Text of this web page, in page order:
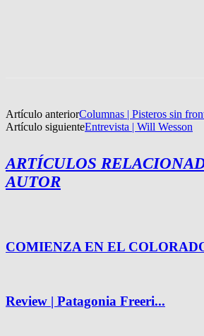
Artículo anteriorColumnas | Pisteros sin
Artículo siguienteEntrevista | Will Wesson
ARTÍCULOS
AUTOR
COMIENZA EN EL
Review | Patagonia Freeri...